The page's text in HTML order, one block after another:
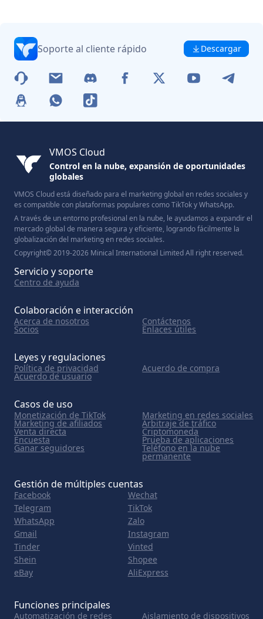
Soporte al cliente rápido Descargar
VMOS Cloud
Control en la nube, expansión de oportunidades
globales
VMOS Cloud está diseñado para el marketing global en redes sociales y
es compatible con plataformas populares como TikTok y WhatsApp.
A través de un entorno profesional en la nube, le ayudamos a expandir el
mercado global de manera segura y eficiente, logrando fácilmente la
globalización del marketing en redes sociales.
Copyright© 2019-2026 Minical International Limited All right reserved.
Servicio y soporte
Centro de ayuda
Colaboración e interacción
Acerca de nosotros Contáctenos
Socios Enlaces útiles
Leyes y regulaciones
Política de privacidad Acuerdo de compra
Acuerdo de usuario
Casos de uso
Monetización de TikTok Marketing en redes sociales
Marketing de afiliados Arbitraje de tráfico
Venta directa Criptomoneda
Encuesta Prueba de aplicaciones
Ganar seguidores Teléfono en la nube
permanente
Gestión de múltiples cuentas
Facebook
Wechat
Telegram
TikTok
WhatsApp
Zalo
Gmail
Instagram
Tinder
Vinted
Shein
Shopee
eBay
AliExpress
Funciones principales
Automatización de redes Aislamiento de dispositivos